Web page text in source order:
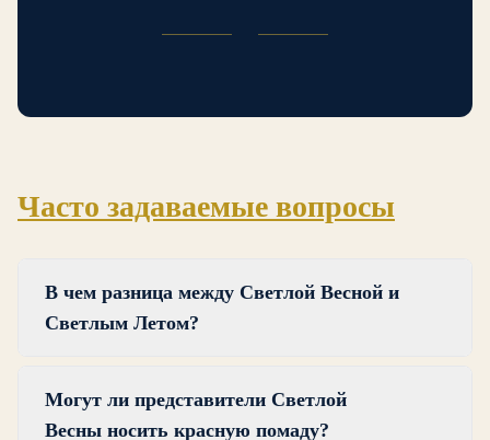
Часто задаваемые вопросы
В чем разница между Светлой Весной и
Светлым Летом?
нежное качество, но они различаются по
Могут ли представители Светлой
Весны носить красную помаду?